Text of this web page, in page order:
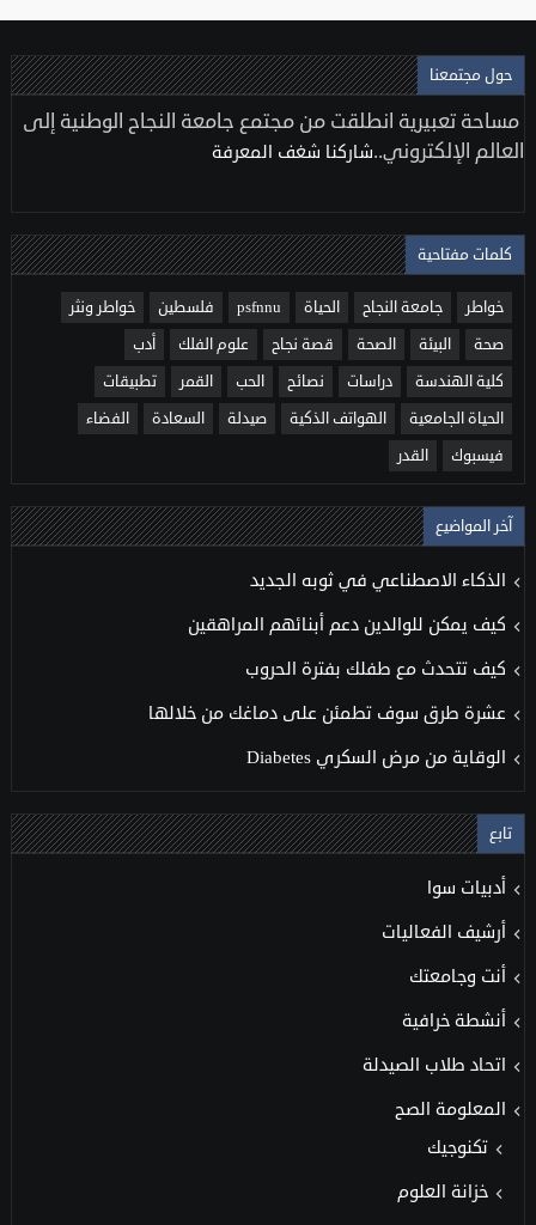
حول مجتمعنا
مساحة تعبيرية انطلقت من مجتمع جامعة النجاح الوطنية إلى
العالم الإلكتروني..شاركنا شغف المعرفة
كلمات مفتاحية
خواطر جامعة النجاح الحياة psfnnu فلسطين
خواطر ونثر
صحة
البيئة الصحة قصة نجاح علوم الفلك
أدب
كلية الهندسة
دراسات نصائح الحب القمر
تطبيقات
الحياة الجامعية
الهواتف الذكية صيدلة السعادة
الفضاء
فيسبوك
القدر
آخر المواضيع
الذكاء الاصطناعي في ثوبه الجديد
كيف يمكن للوالدين دعم أبنائهم المراهقين
كيف تتحدث مع طفلك بفترة الحروب
عشرة طرق سوف تطمئن على دماغك من خلالها
الوقاية من مرض السكري Diabetes
تابع
أدبيات سوا
أرشيف الفعاليات
أنت وجامعتك
أنشطة خرافية
اتحاد طلاب الصيدلة
المعلومة الصح
تكنوجيك
خزانة العلوم